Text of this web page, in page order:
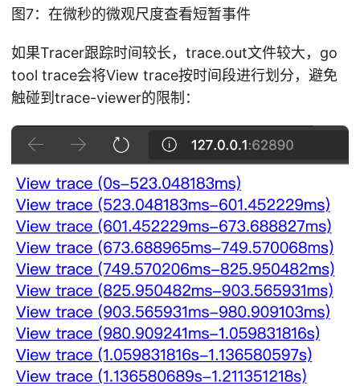
图7：在微秒的微观尺度查看短暂事件
如果Tracer跟踪时间较长，trace.out文件较大，go
tool trace会将View trace按时间段进行划分，避免
触碰到trace-viewer的限制：